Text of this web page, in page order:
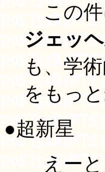
この件
ジェッ
も、学
をもっ
●超新星
えー